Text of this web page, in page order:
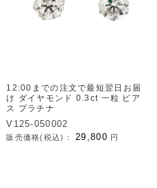
12:00までの注文で最短翌日お届
け ダイヤモンド 0.3ct 一粒 ピア
ス プラチナ
V125-050002
販売価格(税込)： 29,800 円